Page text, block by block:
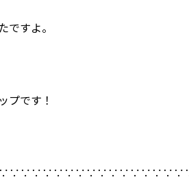
ですよ。
プです！